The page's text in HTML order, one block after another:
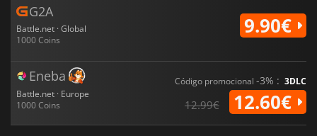
G2A
Battle.net · Global
1000 Coins
9.90€
Eneba
Battle.net · Europe
1000 Coins
Código promocional -3% : 3DLC
12.99€ 12.60€